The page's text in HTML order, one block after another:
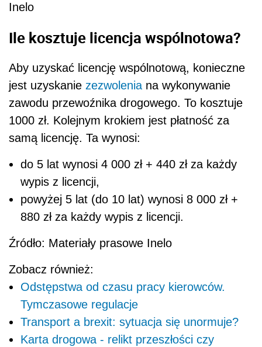
Inelo
Ile kosztuje licencja wspólnotowa?
Aby uzyskać licencję wspólnotową, konieczne
jest uzyskanie zezwoleniana wykonywanie
zawodu przewoźnika drogowego. To kosztuje
1000 zł. Kolejnym krokiem jest płatność za
samą licencję. Ta wynosi:
do 5 lat wynosi 4 000 zł + 440 zł za każdy
wypis z licencji,
powyżej 5 lat (do 10 lat) wynosi 8 000 zł +
880 zł za każdy wypis z licencji.
Źródło: Materiały prasowe Inelo
Zobacz również:
Odstępstwa od czasu pracy kierowców.
Tymczasowe regulacje
Transport a brexit: sytuacja się unormuje?
Karta drogowa - relikt przeszłości czy